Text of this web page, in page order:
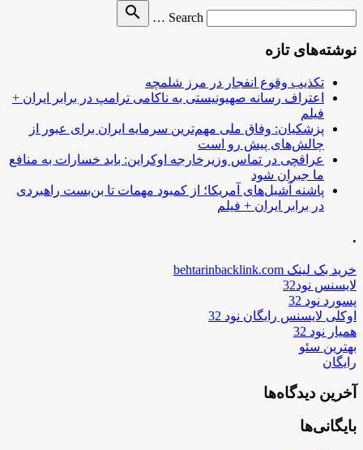
Search …
search
نوشته‌های تازه
تکذیب وقوع انفجار در مرز شلمچه
اعتراف رسانه صهیونیستی به ناکامی ترامپ در برابر ایران +
فیلم
پزشکیان: وفاق ملی مهم‌ترین سرمایه ایران برای عبور از
چالش‌های پیش رو است
عراقچی در تماس وزیرخارجه اوکراین: باید خسارات به منافع
ما جبران شود
پاشنه آشیل‌های آمریکا؛ از کمبود مهمات تا بن‌بست راهبردی
در برابر ایران + فیلم
.
خرید بک لینک behtarinbacklink.com
لایسنس نود32
پسورد نود 32
اوکلی لایسنس رایگان نود 32
همیار نود 32
بهترین سئو
رایگان
آخرین دیدگاه‌ها
بایگانی‌ها